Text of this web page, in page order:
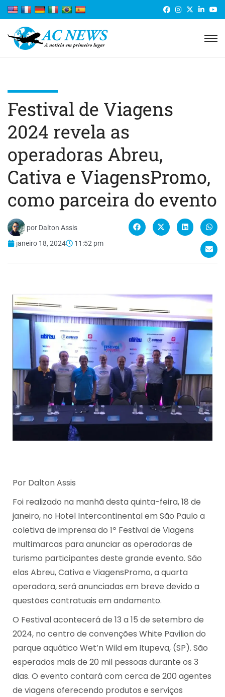
Festival de Viagens
2024 revela as
operadoras Abreu,
Cativa e ViagensPromo,
como parceira do evento
por Dalton Assis
janeiro 18, 2024
11:52 pm
Por Dalton Assis
Foi realizado na manhã desta quinta-feira, 18 de
janeiro, no Hotel Intercontinental em São Paulo a
coletiva de imprensa do 1º Festival de Viagens
multimarcas para anunciar as operadoras de
turismo participantes deste grande evento. São
elas Abreu, Cativa e ViagensPromo, a quarta
operadora, será anunciadas em breve devido a
questões contratuais em andamento.
O Festival acontecerá de 13 a 15 de setembro de
2024, no centro de convenções White Pavilion do
parque aquático Wet’n Wild em Itupeva, (SP). São
esperados mais de 20 mil pessoas durante os 3
dias. O evento contará com cerca de 200 agentes
de viagens oferecendo produtos e serviços